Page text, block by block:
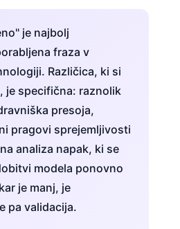
je najbolj
fraza v
Različica, ki si
je specifična: raznolik
presoja,
pragovi sprejemljivosti
analiza napak, ki se
modela ponovno
je manj, je
pa validacija.